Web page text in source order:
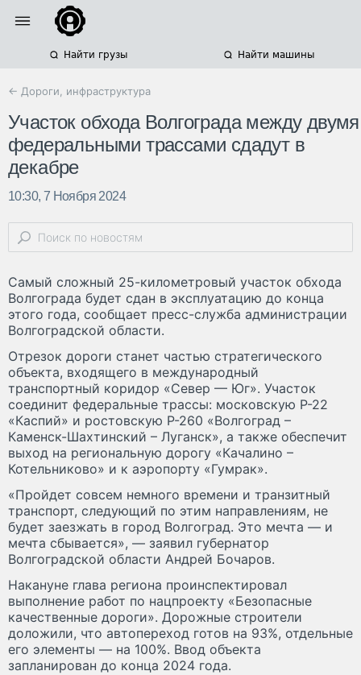
Найти грузы Найти машины
← Дороги, инфраструктура
Участок обхода Волгограда между двумя
федеральными трассами сдадут в
декабре
10:30, 7 Ноября 2024
Самый сложный 25-километровый участок обхода
Волгограда будет сдан в эксплуатацию до конца
этого года, сообщает пресс-служба администрации
Волгоградской области.
Отрезок дороги станет частью стратегического
объекта, входящего в международный
транспортный коридор «Север — Юг». Участок
соединит федеральные трассы: московскую Р-22
«Каспий» и ростовскую Р-260 «Волгоград –
Каменск-Шахтинский – Луганск», а также обеспечит
выход на региональную дорогу «Качалино –
Котельниково» и к аэропорту «Гумрак».
«Пройдет совсем немного времени и транзитный
транспорт, следующий по этим направлениям, не
будет заезжать в город Волгоград. Это мечта — и
мечта сбывается», — заявил губернатор
Волгоградской области Андрей Бочаров.
Накануне глава региона проинспектировал
выполнение работ по нацпроекту «Безопасные
качественные дороги». Дорожные строители
доложили, что автопереход готов на 93%, отдельные
его элементы — на 100%. Ввод объекта
запланирован до конца 2024 года.